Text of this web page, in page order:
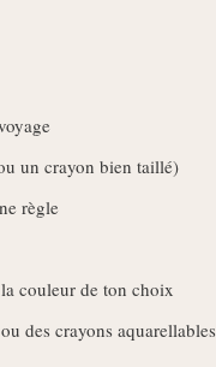
un crayon bien taillé)
règle
couleur de ton choix
des crayons aquarellables